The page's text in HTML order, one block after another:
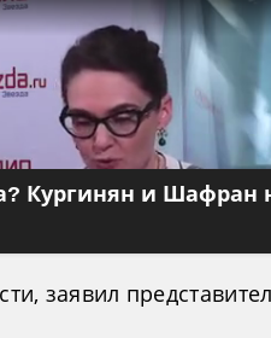
Кургинян и Шафран
заявил